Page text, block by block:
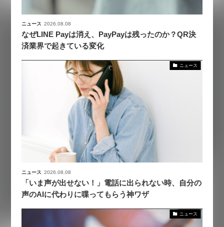
ニュース 2026.08.08
なぜLINE Payは消え、PayPayは残ったのか？QR決
済業界で起きている変化
ニュース
ニュース 2026.08.08
「いま声が出せない！」電話に出られない時、自分の
声のAIに代わりに喋ってもらう神ワザ
ニュース